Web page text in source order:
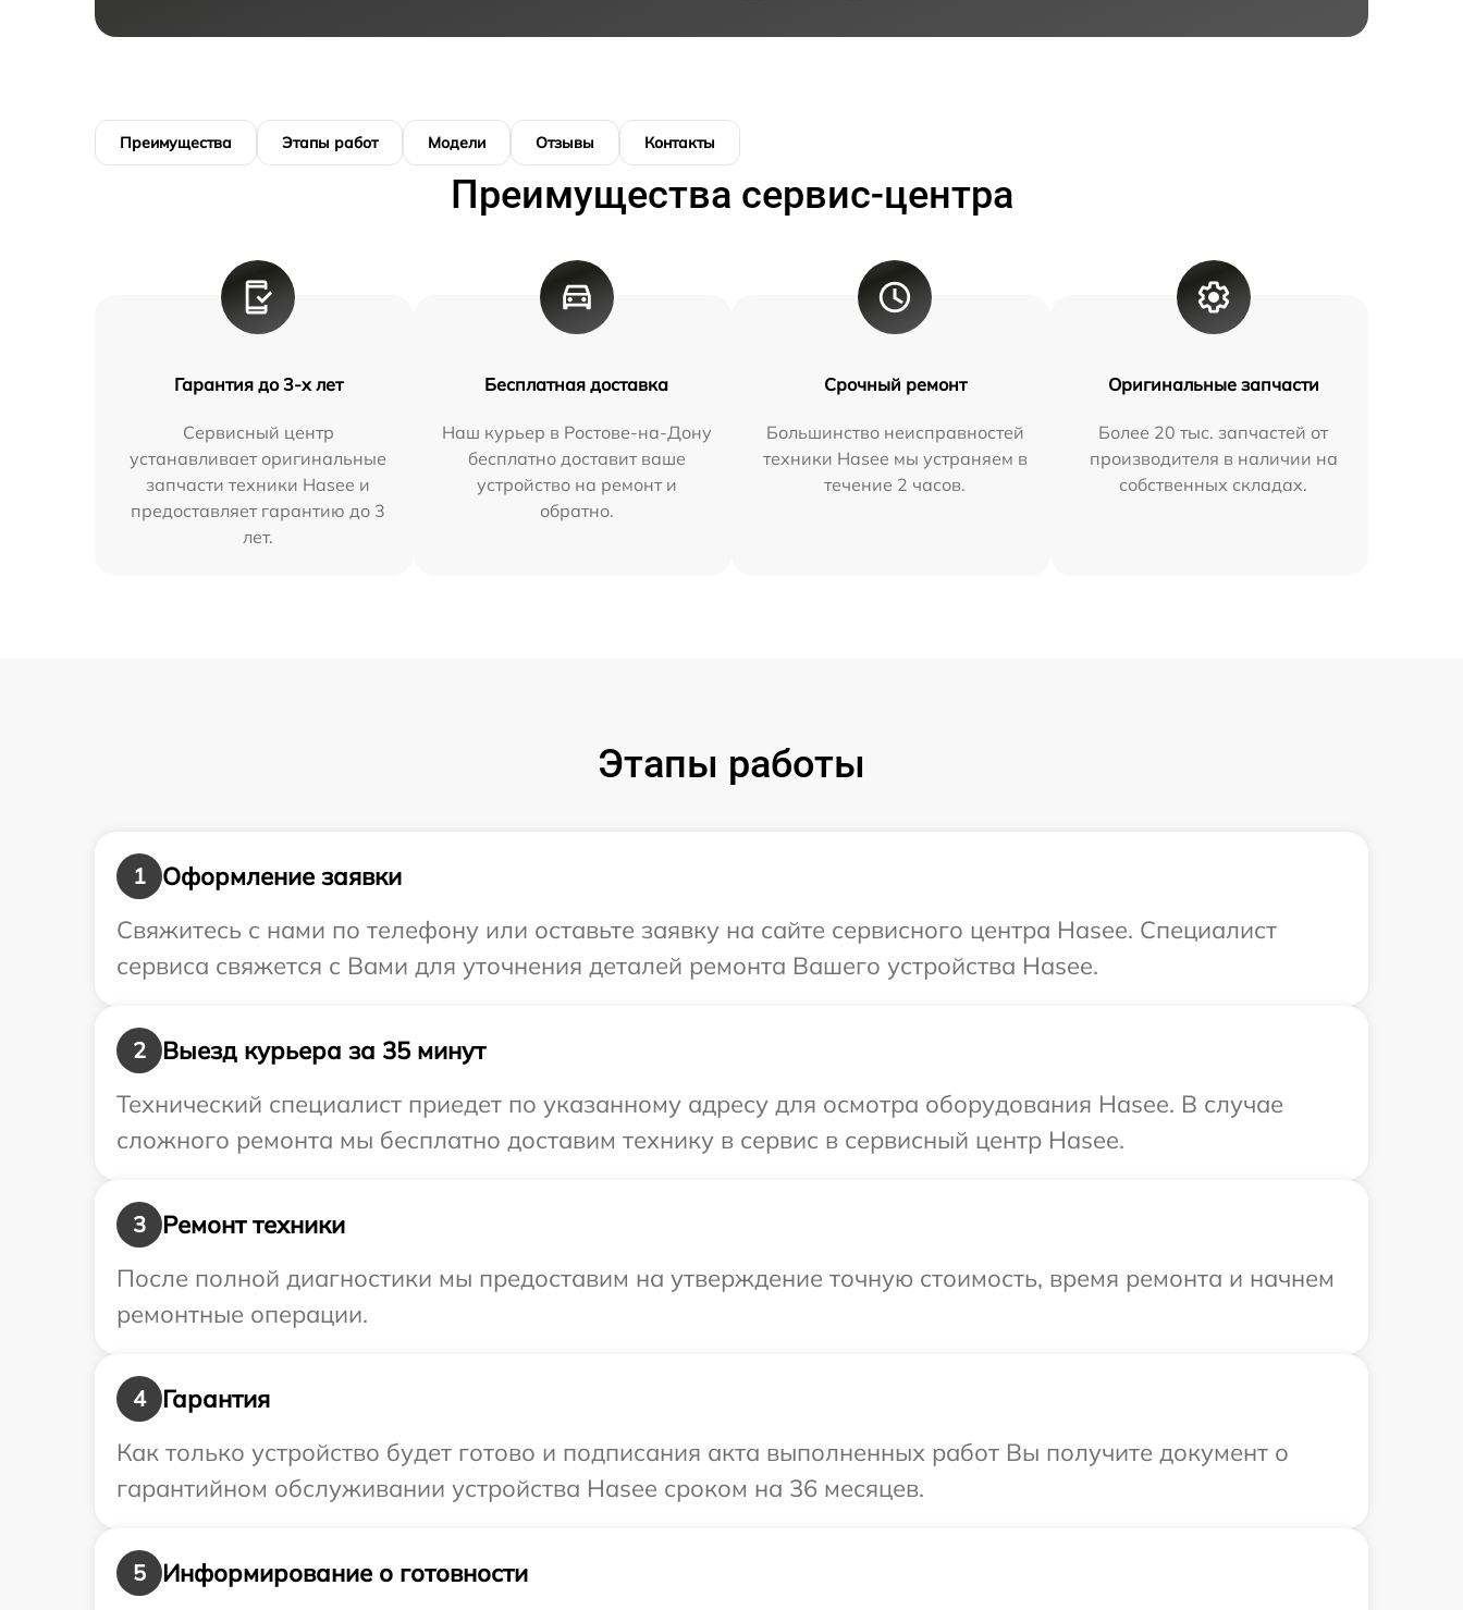
Преимущества Этапы работ Модели Отзывы Контакты
Преимущества сервис-центра
Гарантия до 3-х лет
Сервисный центр
устанавливает оригинальные
запчасти техники Hasee и
предоставляет гарантию до 3
лет.
Бесплатная доставка
Наш курьер в Ростове-на-Дону
бесплатно доставит ваше
устройство на ремонт и
обратно.
Срочный ремонт
Большинство неисправностей
техники Hasee мы устраняем в
течение 2 часов.
Оригинальные запчасти
Более 20 тыс. запчастей от
производителя в наличии на
собственных складах.
Этапы работы
1
Оформление заявки
Свяжитесь с нами по телефону или оставьте заявку на сайте сервисного центра Hasee. Специалист
сервиса свяжется с Вами для уточнения деталей ремонта Вашего устройства Hasee.
2
Выезд курьера за 35 минут
Технический специалист приедет по указанному адресу для осмотра оборудования Hasee. В случае
сложного ремонта мы бесплатно доставим технику в сервис в сервисный центр Hasee.
3
Ремонт техники
После полной диагностики мы предоставим на утверждение точную стоимость, время ремонта и начнем
ремонтные операции.
4
Гарантия
Как только устройство будет готово и подписания акта выполненных работ Вы получите документ о
гарантийном обслуживании устройства Hasee сроком на 36 месяцев.
5
Информирование о готовности